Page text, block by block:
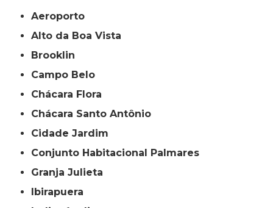
Aeroporto
Alto da Boa Vista
Brooklin
Campo Belo
Chácara Flora
Chácara Santo Antônio
Cidade Jardim
Conjunto Habitacional Palmares
Granja Julieta
Ibirapuera